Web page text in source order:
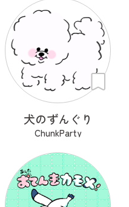
犬のずんぐり
ChunkParty